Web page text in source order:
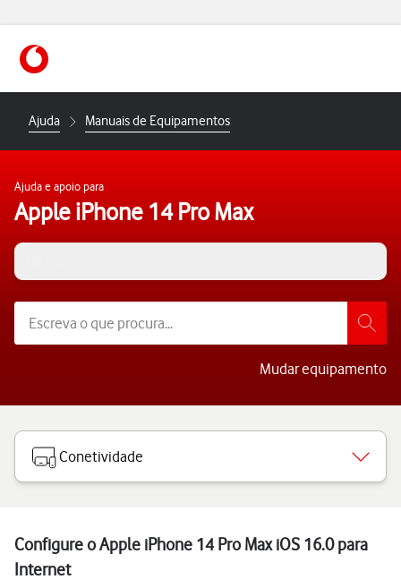
https://www.vodafone.pt
Ajuda Manuais de Equipamentos
Ajuda e apoio para
Apple iPhone 14 Pro Max
Mudar equipamento
Conetividade
Configure o Apple iPhone 14 Pro Max iOS 16.0 para
Internet